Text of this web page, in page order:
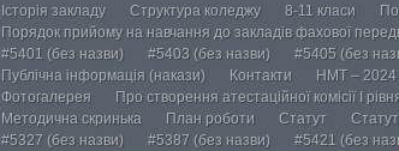
Історія закладу Структура коледжу 8-11 класи
Порядок прийому на навчання до закладів фахової
#5401 (без назви)
#5403 (без назви) #5405 (без
Публічна інформація (накази)
Контакти НМТ – 2024
Фотогалерея
Про створення атестаційної комісії І
Методична скринька
План роботи Статут Статут
#5327 (без назви)
#5387 (без назви) #5421 (без